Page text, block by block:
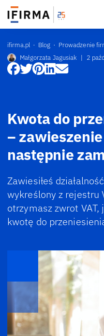
ifirma.pl Blog
Prowadzenie
Małgorzata Jagusiak | 2
Kwota do
–
następnie
Zawiesiłeś
wykreślony z rejestru
otrzymasz zwrot VAT,
kwotę do